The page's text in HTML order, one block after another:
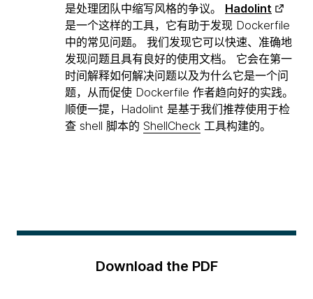
是处理团队中缩写风格的争议。 Hadolint
是一个这样的工具，它有助于发现 Dockerfile
中的常见问题。 我们发现它可以快速、准确地
发现问题且具有良好的使用文档。 它会在第一
时间解释如何解决问题以及为什么它是一个问
题，从而促使 Dockerfile 作者趋向好的实践。
顺便一提，Hadolint 是基于我们推荐使用于检
查 shell 脚本的 ShellCheck 工具构建的。
Download the PDF